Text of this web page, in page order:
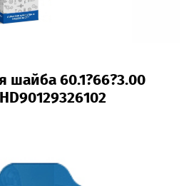
шайба 60.1?66?3.00